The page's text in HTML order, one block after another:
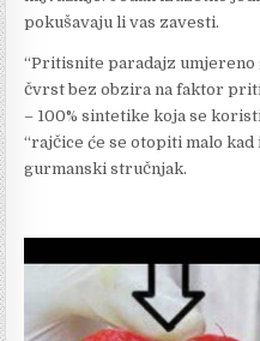
pokušavaju li vas zavesti.
“Pritisnite paradajz umjereno
čvrst bez obzira na faktor
– 100% sintetike koja se
“rajčice će se otopiti malo
gurmanski stručnjak.